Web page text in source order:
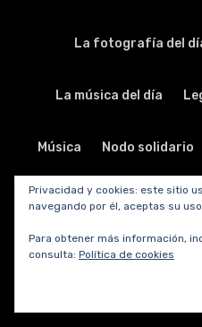
La fotografía del
La música del día
Música Nodo solidario
Política Publicidad
Religión Salud
Privacidad y cookies: este sitio
navegando por él, aceptas su
Para obtener más información,
consulta: Política de cookies